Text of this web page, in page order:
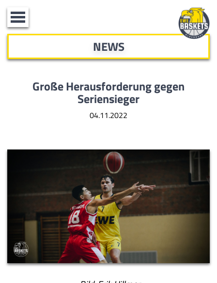
Toggle
navigation
NEWS
Große Herausforderung gegen
Seriensieger
04.11.2022